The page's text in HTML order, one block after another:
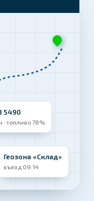
5490
· топливо 78%
Геозона «Склад»
въезд 09:14